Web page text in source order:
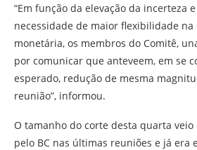
“Em função da elevação da incerteza
necessidade de maior flexibilidade
monetária, os membros do Comitê,
por comunicar que anteveem, em se
esperado, redução de mesma
reunião”, informou.
O tamanho do corte desta quarta
pelo BC nas últimas reuniões e já era